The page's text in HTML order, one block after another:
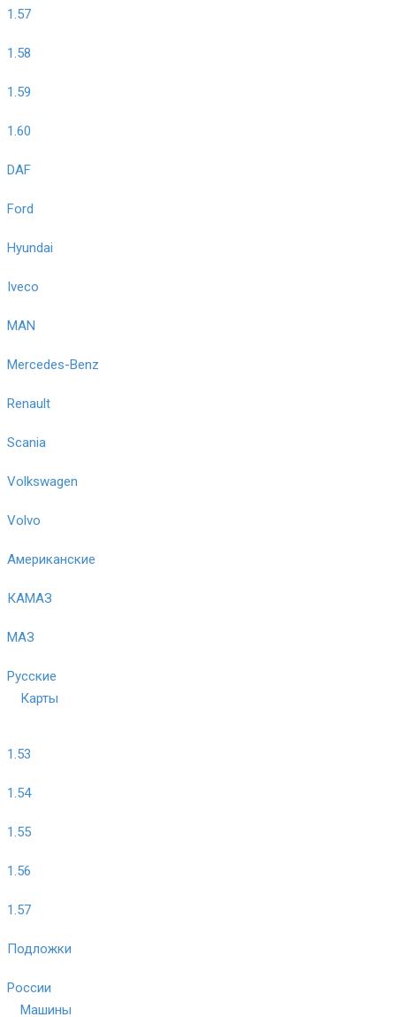
1.57
1.58
1.59
1.60
DAF
Ford
Hyundai
Iveco
MAN
Mercedes-Benz
Renault
Scania
Volkswagen
Volvo
Американские
КАМАЗ
МАЗ
Русские
Карты
1.53
1.54
1.55
1.56
1.57
Подложки
России
Машины